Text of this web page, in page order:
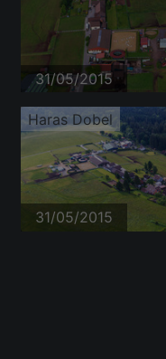
31/05/2015
Haras Dobel
31/05/2015